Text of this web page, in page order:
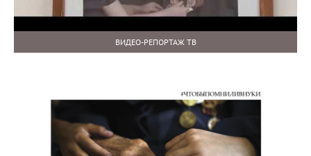
ВИДЕО-РЕПОРТАЖ ТВ